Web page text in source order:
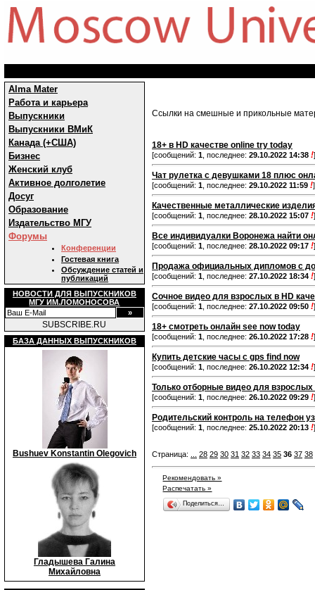
Alma Mater
Работа и карьера
Выпускники
Выпускники ВМиК
Канада (+США)
Бизнес
Женский клуб
Активное долголетие
Досуг
Образование
Издательство МГУ
Форумы
Конференции
Гостевая книга
Обсуждение статей и
публикаций
НОВОСТИ ДЛЯ ВЫПУСКНИКОВ
МГУ ИМ.ЛОМОНОСОВА
SUBSCRIBE.RU
БАЗА ДАННЫХ ВЫПУСКНИКОВ
Bushuev Konstantin Olegovich
Гладышева Галина
Михайловна
Ссылки на смешные и прикольные
18+ в HD качестве online try today
[сообщений: 1 , последнее: 29.10.2022 14:38 !]
Чат рулетка с девушками 18 плюс
[сообщений: 1 , последнее: 29.10.2022 11:59 !]
Качественные металлические
[сообщений: 1 , последнее: 28.10.2022 15:07 !]
Все индивидуалки Воронежа найти
[сообщений: 1 , последнее: 28.10.2022 09:17 !]
Продажа официальных дипломов с
[сообщений: 1 , последнее: 27.10.2022 18:34 !]
Сочное видео для взрослых в HD
[сообщений: 1 , последнее: 27.10.2022 09:50 !]
18+ смотреть онлайн see now today
[сообщений: 1 , последнее: 26.10.2022 17:28 !]
Купить детские часы с gps find now
[сообщений: 1 , последнее: 26.10.2022 12:34 !]
Только отборные видео для
[сообщений: 1 , последнее: 26.10.2022 09:29 !]
Родительский контроль на телефон
[сообщений: 1 , последнее: 25.10.2022 20:13 !]
Страница: 28 29 30 31 32 33 34 35 36 37 38
Рекомендовать »
Распечатать »
Поделиться…